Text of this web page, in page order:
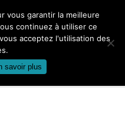
vous garantir la meilleure
continuez à utiliser ce
acceptez l'utilisation des
savoir plus